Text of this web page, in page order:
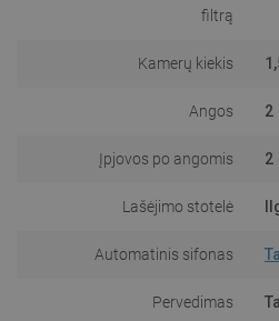
filtrą
Kamerų kiekis
Angos 2
Įpjovos po angomis 2
Lašėjimo stotelė
Automatinis sifonas
Pervedimas